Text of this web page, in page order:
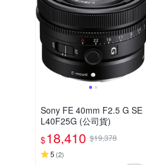
Sony FE 40mm F2.5 G SE
L40F25G (公司貨)
$18,410 $19,378
5 (2)